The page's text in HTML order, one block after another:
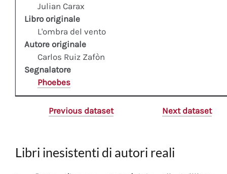
Julian Carax
Libro originale
L'ombra del vento
Autore originale
Carlos Ruiz Zafòn
Segnalatore
Phoebes
Previous dataset Next dataset
Libri inesistenti di autori reali